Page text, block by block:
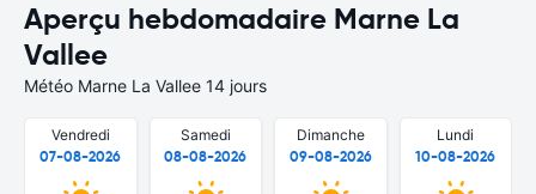
Aperçu hebdomadaire Marne La
Vallee
Météo Marne La Vallee 14 jours
Vendredi
07-08-2026
Samedi
08-08-2026
Dimanche
09-08-2026
Lundi
10-08-2026